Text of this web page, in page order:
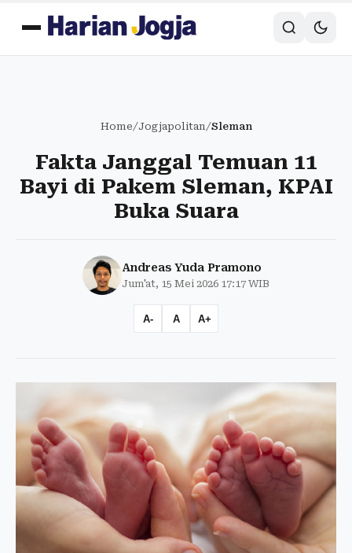
Home/Jogjapolitan/Sleman
Fakta Janggal Temuan 11
Bayi di Pakem Sleman, KPAI
Buka Suara
Andreas Yuda Pramono
Jum'at, 15 Mei 2026 17:17 WIB
A- A A+